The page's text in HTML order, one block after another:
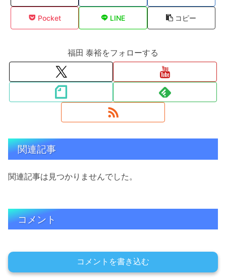
Pocket LINE コピー
福田 泰裕をフォローする
関連記事
関連記事は見つかりませんでした。
コメント
コメントを書き込む